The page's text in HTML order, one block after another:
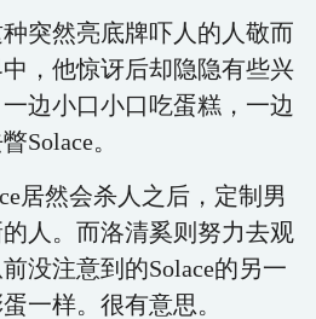
突然亮底牌吓人的人敬而
，他惊讶后却隐隐有些兴
边小口小口吃蛋糕，一边
Solace。
居然会杀人之后，定制男
人。而洛清奚则努力去观
没注意到的Solace的另一
一样。很有意思。